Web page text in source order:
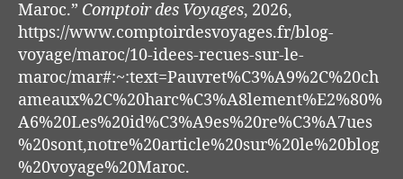
Maroc.” Comptoir des Voyages, 2026,
https://www.comptoirdesvoyages.fr/blog-
voyage/maroc/10-idees-recues-sur-le-
maroc/mar#:~:text=Pauvret%C3%A9%2C%20ch
ameaux%2C%20harc%C3%A8lement%E2%80%
A6%20Les%20id%C3%A9es%20re%C3%A7ues
%20sont,notre%20article%20sur%20le%20blog
%20voyage%20Maroc.